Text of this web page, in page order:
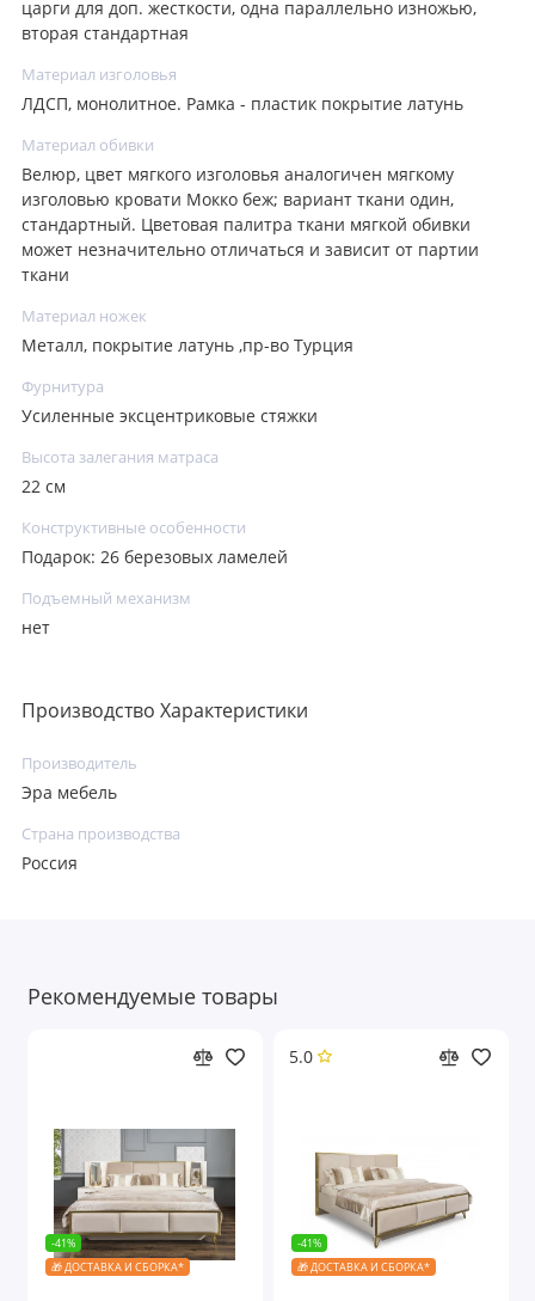
царги для доп. жесткости, одна параллельно изножью,
вторая стандартная
Материал изголовья
ЛДСП, монолитное. Рамка - пластик покрытие латунь
Материал обивки
Велюр, цвет мягкого изголовья аналогичен мягкому
изголовью кровати Мокко беж; вариант ткани один,
стандартный. Цветовая палитра ткани мягкой обивки
может незначительно отличаться и зависит от партии
ткани
Материал ножек
Металл, покрытие латунь ,пр-во Турция
Фурнитура
Усиленные эксцентриковые стяжки
Высота залегания матраса
22 см
Конструктивные особенности
Подарок: 26 березовых ламелей
Подъемный механизм
нет
Производство Характеристики
Производитель
Эра мебель
Страна производства
Россия
Рекомендуемые товары
-41%
🎁 ДОСТАВКА И СБОРКА*
5.0
-41%
🎁 ДОСТАВКА И СБОРКА*